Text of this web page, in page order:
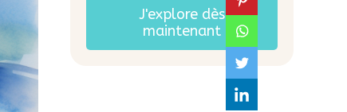
J'explore dès
maintenant